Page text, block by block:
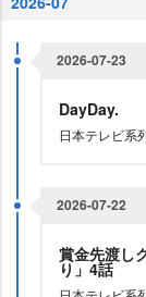
2026-07-23
DayDay.
日本テレビ系
2026-07-22
賞金先渡し
り」4話